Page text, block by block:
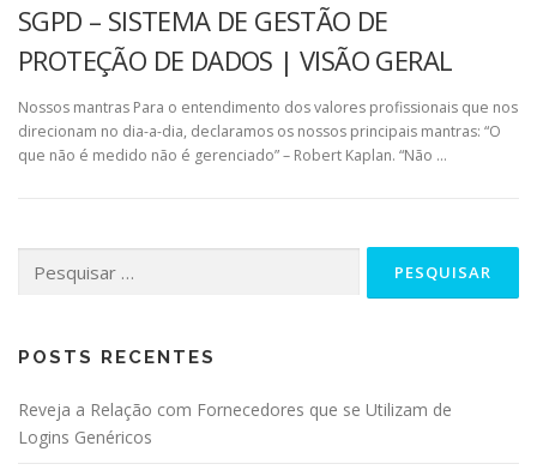
SGPD – SISTEMA DE GESTÃO DE
PROTEÇÃO DE DADOS | VISÃO GERAL
Nossos mantras Para o entendimento dos valores profissionais que nos
direcionam no dia-a-dia, declaramos os nossos principais mantras: “O
que não é medido não é gerenciado” – Robert Kaplan. “Não …
POSTS RECENTES
Reveja a Relação com Fornecedores que se Utilizam de
Logins Genéricos